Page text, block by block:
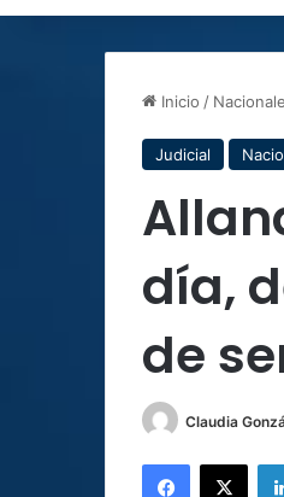
Inicio /
Judicial
día,
de
Claudia
Facebook
X